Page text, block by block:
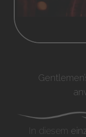
In diesem